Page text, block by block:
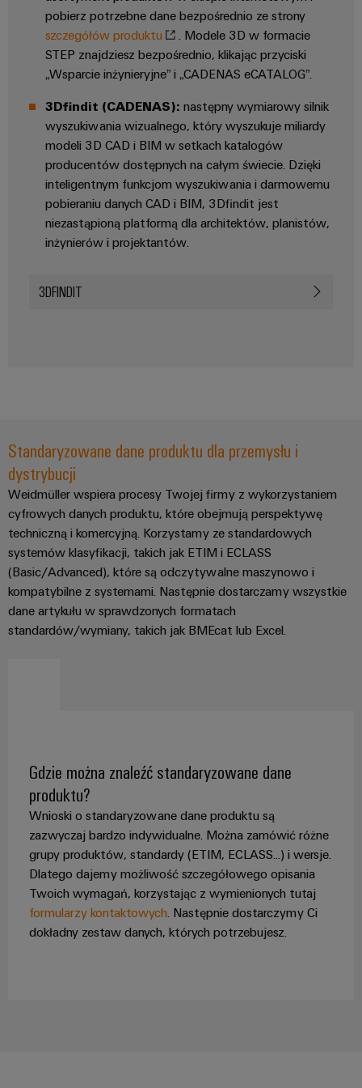
dziedzinie
techniki
łączeniowej.
– intuicyjnie,
pobierz potrzebne dane bezpośrednio ze strony
szczegółów produktu
. Modele 3D w formacie
STEP znajdziesz bezpośrednio, klikając przyciski
„Wsparcie inżynieryjne” i „CADENAS eCATALOG”.
3Dfindit (CADENAS): następny wymiarowy silnik
wyszukiwania wizualnego, który wyszukuje miliardy
modeli 3D CAD i BIM w setkach katalogów
producentów dostępnych na całym świecie. Dzięki
inteligentnym funkcjom wyszukiwania i darmowemu
pobieraniu danych CAD i BIM, 3Dfindit jest
niezastąpioną platformą dla architektów, planistów,
inżynierów i projektantów.
3DFINDIT
Standaryzowane dane produktu dla przemysłu i
dystrybucji
Weidmüller wspiera procesy Twojej firmy z wykorzystaniem
cyfrowych danych produktu, które obejmują perspektywę
techniczną i komercyjną. Korzystamy ze standardowych
systemów klasyfikacji, takich jak ETIM i ECLASS
(Basic/Advanced), które są odczytywalne maszynowo i
kompatybilne z systemami. Następnie dostarczamy wszystkie
dane artykułu w sprawdzonych formatach
standardów/wymiany, takich jak BMEcat lub Excel.
Gdzie można znaleźć standaryzowane dane
produktu?
Wnioski o standaryzowane dane produktu są
zazwyczaj bardzo indywidualne. Można zamówić różne
grupy produktów, standardy (ETIM, ECLASS...) i wersje.
Dlatego dajemy możliwość szczegółowego opisania
Twoich wymagań, korzystając z wymienionych tutaj
formularzy kontaktowych . Następnie dostarczymy Ci
dokładny zestaw danych, których potrzebujesz.